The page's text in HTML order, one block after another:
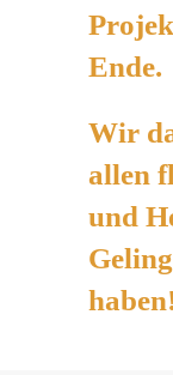
Ende.
Wir
allen
und
haben!